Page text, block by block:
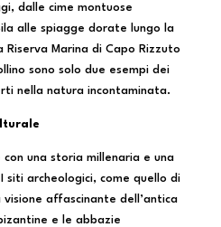
dalle cime montuose
alle spiagge dorate lungo la
Marina di Capo Rizzuto
sono solo due esempi dei
nella natura incontaminata.
con una storia millenaria e una
siti archeologici, come quello di
affascinante dell’antica
e le abbazie